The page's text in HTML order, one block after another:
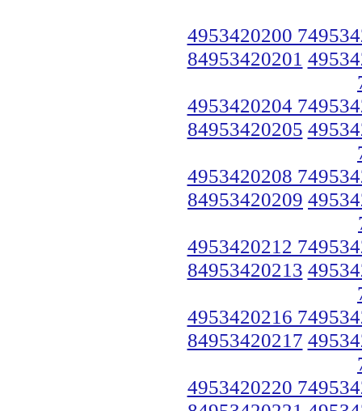
4953420200
84953420201
4953420204
84953420205
4953420208
84953420209
4953420212
84953420213
4953420216
84953420217
4953420220